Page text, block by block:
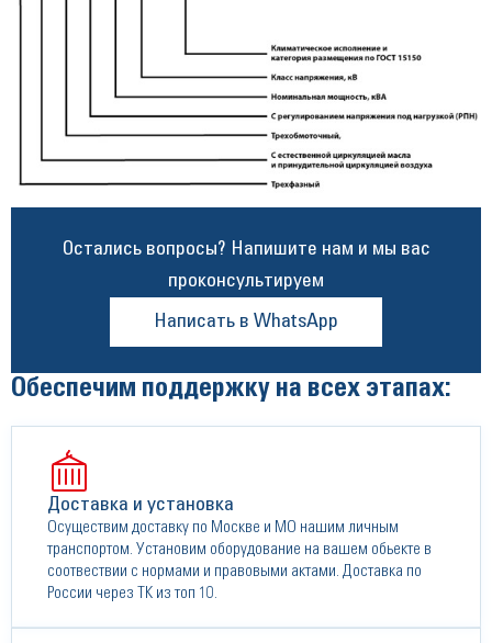
Остались вопросы? Напишите нам и мы вас
проконсультируем
Написать в WhatsApp
Обеспечим поддержку на всех этапах:
Доставка и установка
Осуществим доставку по Москве и МО нашим личным
транспортом. Установим оборудование на вашем обьекте в
соотвествии с нормами и правовыми актами. Доставка по
России через ТК из топ 10.